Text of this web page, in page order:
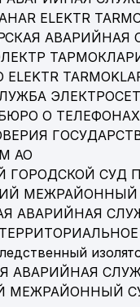
ОБЛАСТНОЙ
ООО
ООО
ELEKTR
АВАРИЙНАЯ
ELEKTR
О
АО
ГОРОДСКОЙ СУД
АВАРИЙНАЯ
АВАРИЙНАЯ
МЕЖРАЙОННЫЙ